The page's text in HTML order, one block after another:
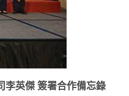
李英傑 簽署合作備忘錄